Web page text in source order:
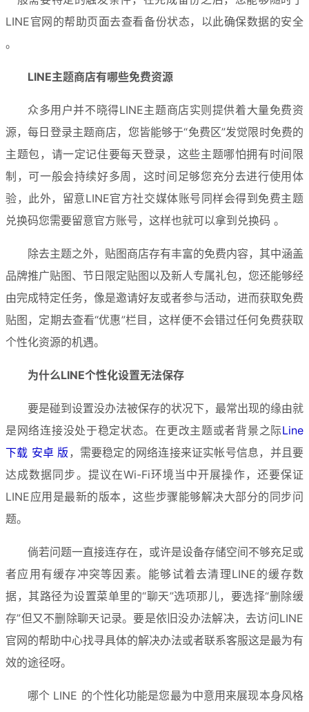
LINE官网的帮助页面去查看备份状态，以此确保数据的安全
。
LINE主题商店有哪些免费资源
众多用户并不晓得LINE主题商店实则提供着大量免费资
源，每日登录主题商店，您皆能够于“免费区”发觉限时免费的
主题包，请一定记住要每天登录，这些主题哪怕拥有时间限
制，可一般会持续好多周，这时间足够您充分去进行使用体
验，此外，留意LINE官方社交媒体账号同样会得到免费主题
兑换码您需要留意官方账号，这样也就可以拿到兑换码 。
除去主题之外，贴图商店存有丰富的免费内容，其中涵盖
品牌推广贴图、节日限定贴图以及新人专属礼包，您还能够经
由完成特定任务，像是邀请好友或者参与活动，进而获取免费
贴图，定期去查看“优惠”栏目，这样便不会错过任何免费获取
个性化资源的机遇。
为什么LINE个性化设置无法保存
要是碰到设置没办法被保存的状况下，最常出现的缘由就
是网络连接没处于稳定状态。在更改主题或者背景之际Line
下载 安卓 版 ，需要稳定的网络连接来证实帐号信息，并且要
达成数据同步。提议在Wi-Fi环境当中开展操作，还要保证
LINE应用是最新的版本，这些步骤能够解决大部分的同步问
题。
倘若问题一直接连存在，或许是设备存储空间不够充足或
者应用有缓存冲突等因素。能够试着去清理LINE的缓存数
据，其路径为设置菜单里的“聊天”选项那儿，要选择“删除缓
存”但又不删除聊天记录。要是依旧没办法解决，去访问LINE
官网的帮助中心找寻具体的解决办法或者联系客服这是最为有
效的途径呀。
哪个 LINE 的个性化功能是您最为中意用来展现本身风格